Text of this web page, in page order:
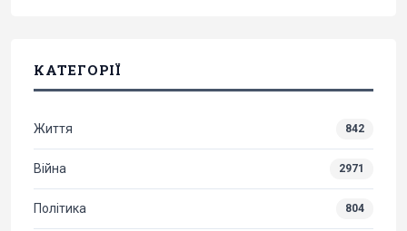
КАТЕГОРІЇ
Життя 842
Війна 2971
Політика 804